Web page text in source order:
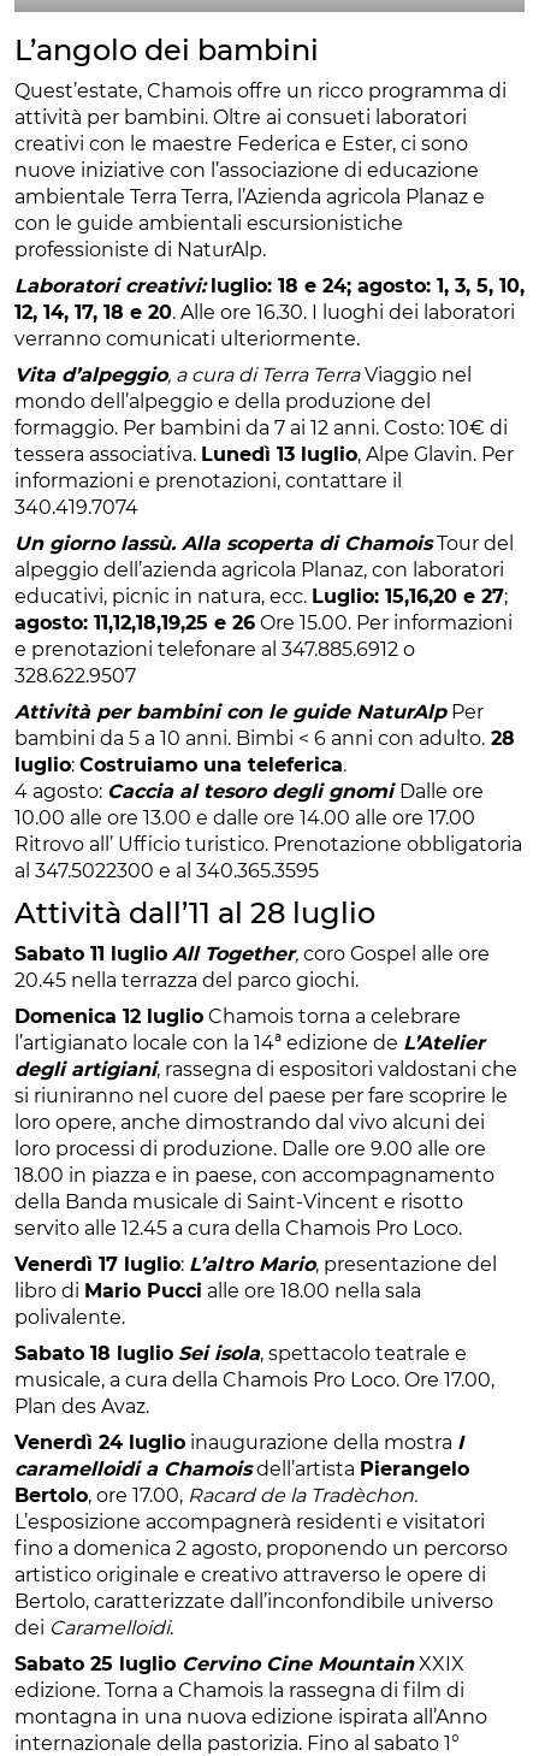
L’angolo dei bambini
Quest’estate, Chamois offre un ricco programma di
attività per bambini. Oltre ai consueti laboratori
creativi con le maestre Federica e Ester, ci sono
nuove iniziative con l’associazione di educazione
ambientale Terra Terra, l’Azienda agricola Planaz e
con le guide ambientali escursionistiche
professioniste di NaturAlp.
Laboratori creativi: luglio: 18 e 24; agosto: 1, 3, 5, 10,
12, 14, 17, 18 e 20. Alle ore 16.30. I luoghi dei laboratori
verranno comunicati ulteriormente.
Vita d’alpeggio, a cura di Terra TerraViaggio nel
mondo dell’alpeggio e della produzione del
formaggio. Per bambini da 7 ai 12 anni. Costo: 10€ di
tessera associativa. Lunedì 13 luglio, Alpe Glavin. Per
informazioni e prenotazioni, contattare il
340.419.7074
Un giorno lassù. Alla scoperta di ChamoisTour del
alpeggio dell’azienda agricola Planaz, con laboratori
educativi, picnic in natura, ecc. Luglio: 15,16,20 e 27;
agosto: 11,12,18,19,25 e 26 Ore 15.00. Per informazioni
e prenotazioni telefonare al 347.885.6912 o
328.622.9507
Attività per bambini con le guide NaturAlpPer
bambini da 5 a 10 anni. Bimbi < 6 anni con adulto. 28
luglio: Costruiamo una teleferica.
4 agosto: Caccia al tesoro degli gnomi Dalle ore
10.00 alle ore 13.00 e dalle ore 14.00 alle ore 17.00
Ritrovo all’ Ufficio turistico. Prenotazione obbligatoria
al 347.5022300 e al 340.365.3595
Attività dall’11 al 28 luglio
Sabato 11 luglio All Together, coro Gospel alle ore
20.45 nella terrazza del parco giochi.
Domenica 12 luglio Chamois torna a celebrare
l’artigianato locale con la 14ª edizione de L’Atelier
degli artigiani, rassegna di espositori valdostani che
si riuniranno nel cuore del paese per fare scoprire le
loro opere, anche dimostrando dal vivo alcuni dei
loro processi di produzione. Dalle ore 9.00 alle ore
18.00 in piazza e in paese, con accompagnamento
della Banda musicale di Saint-Vincent e risotto
servito alle 12.45 a cura della Chamois Pro Loco.
Venerdì 17 luglio: L’altro Mario, presentazione del
libro di Mario Pucci alle ore 18.00 nella sala
polivalente.
Sabato 18 luglio Sei isola, spettacolo teatrale e
musicale, a cura della Chamois Pro Loco. Ore 17.00,
Plan des Avaz.
Venerdì 24 luglio inaugurazione della mostra I
caramelloidi a Chamoisdell’artista Pierangelo
Bertolo, ore 17.00, Racard de la Tradèchon.
L’esposizione accompagnerà residenti e visitatori
fino a domenica 2 agosto, proponendo un percorso
artistico originale e creativo attraverso le opere di
Bertolo, caratterizzate dall’inconfondibile universo
dei Caramelloidi.
Sabato 25 luglio Cervino Cine Mountain XXIX
edizione. Torna a Chamois la rassegna di film di
montagna in una nuova edizione ispirata all’Anno
internazionale della pastorizia. Fino al sabato 1°